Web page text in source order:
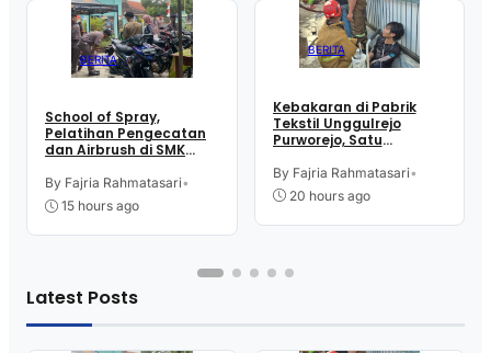
BERITA
School of Spray,
Pelatihan Pengecatan
dan Airbrush di SMK
Kutoarjo
By Fajria Rahmatasari•
15 hours ago
BERITA
Kebakaran di Pabrik
Tekstil Unggulrejo
Purworejo, Satu
Tulang, Petugas
Damkar Sesak Nafas
By Fajria Rahmatasari•
20 hours ago
Latest Posts